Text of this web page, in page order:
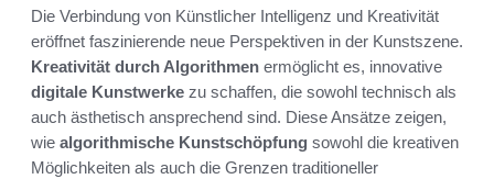
Die Verbindung von Künstlicher Intelligenz und Kreativität
eröffnet faszinierende neue Perspektiven in der Kunstszene.
Kreativität durch Algorithmen ermöglicht es, innovative
digitale Kunstwerke zu schaffen, die sowohl technisch als
auch ästhetisch ansprechend sind. Diese Ansätze zeigen,
wie algorithmische Kunstschöpfung sowohl die kreativen
Möglichkeiten als auch die Grenzen traditioneller